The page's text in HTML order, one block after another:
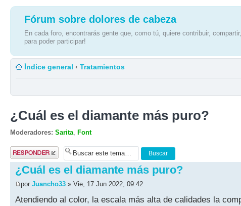
Fórum sobre dolores de cabeza
En cada foro, encontrarás gente que, como tú, quiere contribuir,
para poder participar!
Índice general ‹ Tratamientos
¿Cuál es el diamante más puro?
Moderadores: Sarita Font
Publicar una
respuesta
¿Cuál es el diamante más puro?
por Juancho33 » Vie, 17 Jun 2022, 09:42
Atendiendo al color, la escala más alta de calidades la